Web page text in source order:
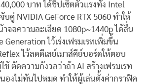
บาท ได้ชิปเซ็ตตัวแรงทั้ง Intel
บคู่ NVIDIA GeForce RTX 5060 ทำให้
จอความละเอียด 1080p~1440p ได้ลื่น
Generation ไว้เร่งเฟรมเรทเพิ่มขึ้น
ไว้ลดดีเลย์เมาส์คีย์บอร์ดให้ตอบ
ช้ ตัดความกังวลว่าถ้า AI สร้างเฟรมเรท
องไม่ทันไปหมด ทำให้ผู้เล่นตั้งค่ากราฟิค